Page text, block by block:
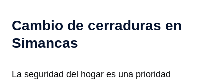
Cambio de cerraduras en
Simancas
La seguridad del hogar es una prioridad